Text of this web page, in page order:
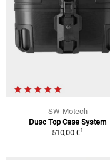
SW-Motech
Dusc Top Case System
510,00 €1